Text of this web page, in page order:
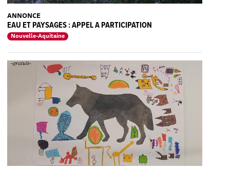
ANNONCE
EAU ET PAYSAGES : APPEL A PARTICIPATION
Nouvelle-Aquitaine